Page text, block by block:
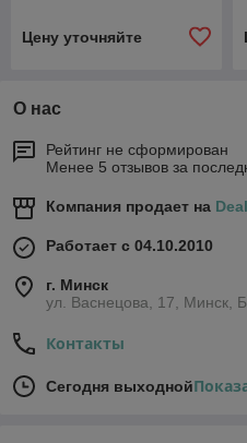
Цену уточняйте
О нас
Рейтинг не сформирован
Менее 5 отзывов за
Компания продает на
Работает с 04.10.2010
г. Минск
ул. Васнецова, 17, Минск,
Контакты
Сегодня выходной